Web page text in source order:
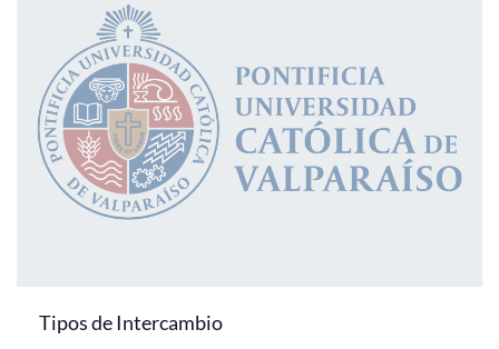
Tipos de Intercambio